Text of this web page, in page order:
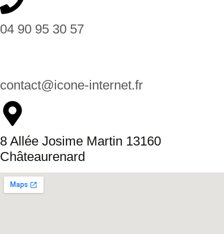
04 90 95 30 57
contact@icone-internet.fr
8 Allée Josime Martin 13160
Châteaurenard